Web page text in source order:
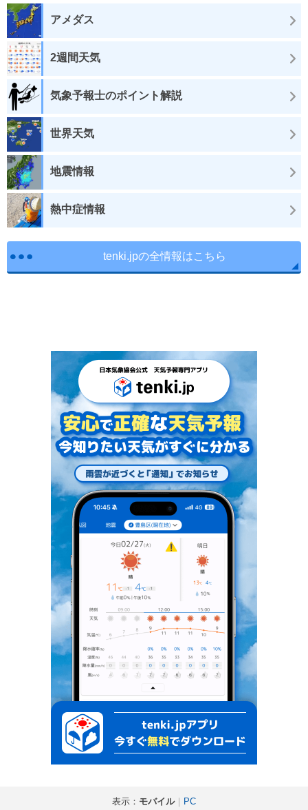
アメダス
2週間天気
気象予報士のポイント解説
世界天気
地震情報
熱中症情報
tenki.jpの全情報はこちら
表示： モバイル｜ PC